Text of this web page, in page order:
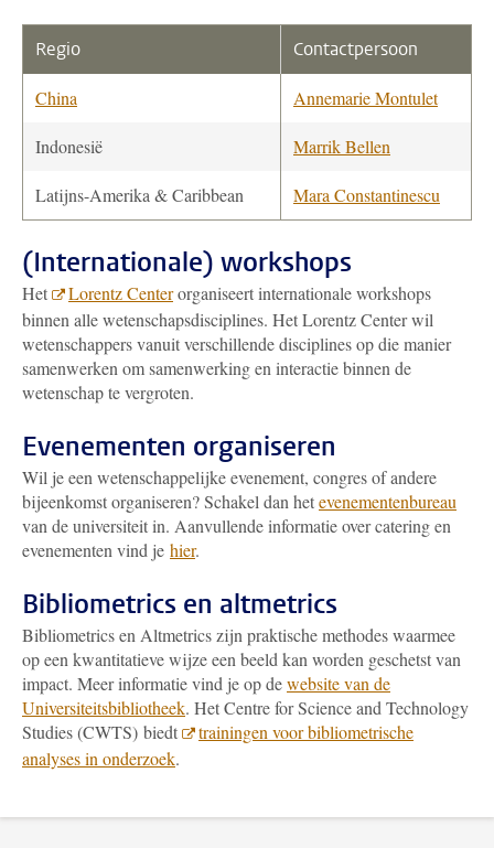
Regio Contactpersoon
China Annemarie Montulet
Indonesië Marrik Bellen
Latijns-Amerika & Caribbean Mara Constantinescu
(Internationale) workshops
Het Lorentz Centerorganiseert internationale workshops
binnen alle wetenschapsdisciplines. Het Lorentz Center wil
wetenschappers vanuit verschillende disciplines op die manier
samenwerken om samenwerking en interactie binnen de
wetenschap te vergroten.
Evenementen organiseren
Wil je een wetenschappelijke evenement, congres of andere
bijeenkomst organiseren? Schakel dan hetevenementenbureau
van de universiteit in. Aanvullende informatie over catering en
evenementen vind je hier.
Bibliometrics en altmetrics
Bibliometrics en Altmetrics zijn praktische methodes waarmee
op een kwantitatieve wijze een beeld kan worden geschetst van
impact. Meer informatie vind je op dewebsite van de
Universiteitsbibliotheek. Het Centre for Science and Technology
Studies (CWTS) biedt
trainingen voor bibliometrische
analyses in onderzoek.